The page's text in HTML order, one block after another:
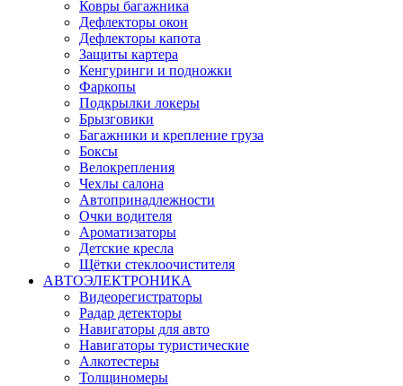
Ковры багажника
Дефлекторы окон
Дефлекторы капота
Защиты картера
Кенгуринги и подножки
Фаркопы
Подкрылки локеры
Брызговики
Багажники и крепление груза
Боксы
Велокрепления
Чехлы салона
Автопринадлежности
Очки водителя
Ароматизаторы
Детские кресла
Щётки стеклоочистителя
АВТОЭЛЕКТРОНИКА
Видеорегистраторы
Радар детекторы
Навигаторы для авто
Навигаторы туристические
Алкотестеры
Толщиномеры